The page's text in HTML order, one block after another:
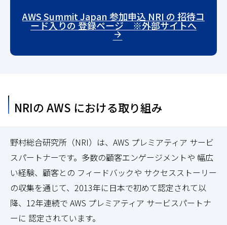
AWS Summit Japan 参加申込 NRI の 招待コ
ード入りの 登録ページ ※外部サイトへ
NRIの AWS における取り組み
野村総合研究所（NRI）は、AWS プレミアティア サービ
スパートナーです。多数の顧客エンゲージメントや 幅広
い経験、顧客との フィードバックや サクセスストーリー
の収集を通じて、2013年に日本で初めて認定されて以
降、12年連続で AWS プレミアティア サービスパートナ
ーに 認定されています。